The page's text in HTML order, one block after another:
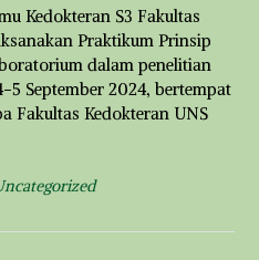
Kedokteran S3 Fakultas
Praktikum Prinsip
dalam penelitian
September 2024, bertempat
Fakultas Kedokteran UNS